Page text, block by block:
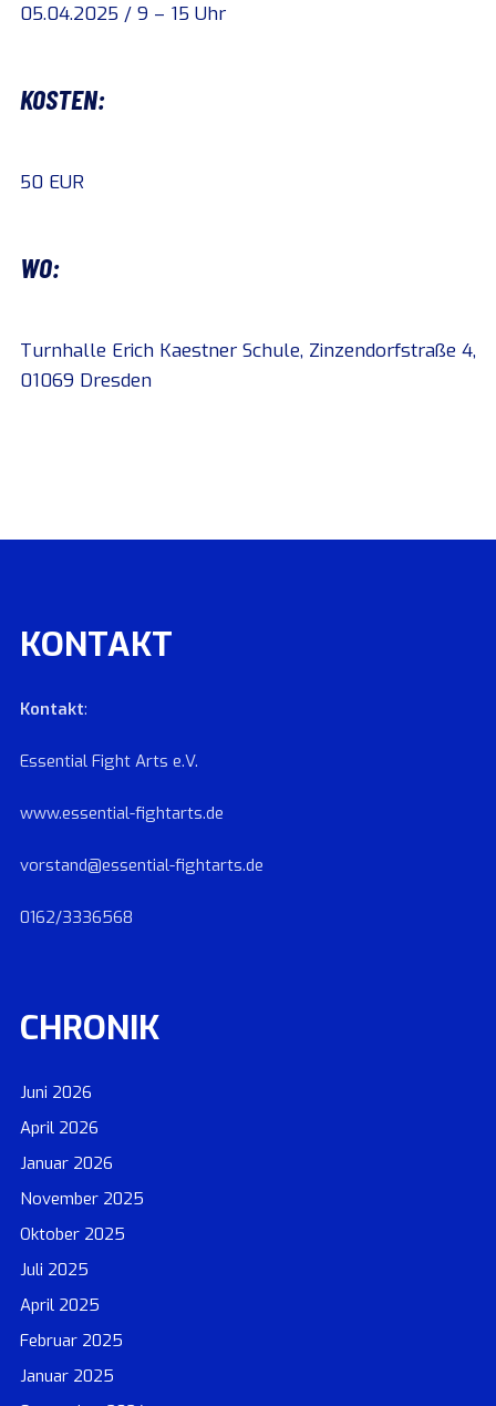
05.04.2025 / 9 – 15 Uhr
KOSTEN:
50 EUR
WO:
Turnhalle Erich Kaestner Schule, Zinzendorfstraße 4,
01069 Dresden
KONTAKT
Kontakt:
Essential Fight Arts e.V.
www.essential-fightarts.de
vorstand@essential-fightarts.de
0162/3336568
CHRONIK
Juni 2026
April 2026
Januar 2026
November 2025
Oktober 2025
Juli 2025
April 2025
Februar 2025
Januar 2025